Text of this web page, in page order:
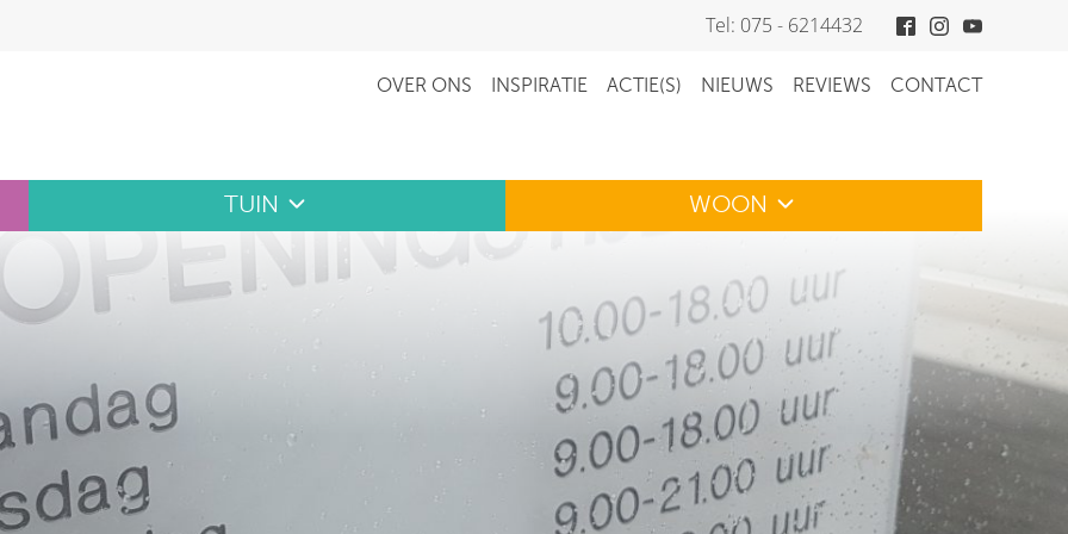
Tel: 075 - 6214432
OVER ONS INSPIRATIE ACTIE(S) NIEUWS REVIEWS CONTACT
TUIN WOON